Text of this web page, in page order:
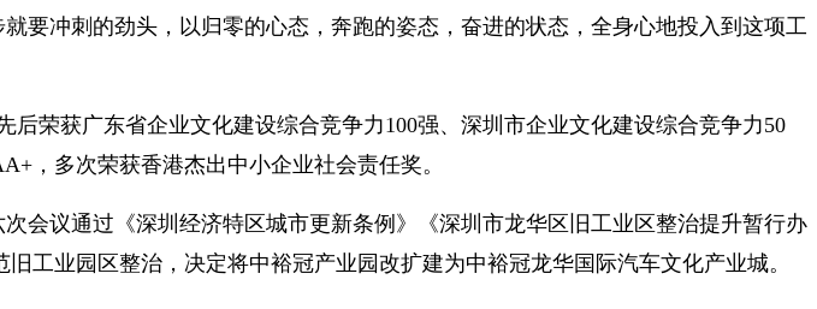
要冲刺的劲头，以归零的心态，奔跑的姿态，奋进的状态，全身心地投入到这项工
荣获广东省企业文化建设综合竞争力100强、深圳市企业文化建设综合竞争力50
，多次荣获香港杰出中小企业社会责任奖。
会议通过《深圳经济特区城市更新条例》《深圳市龙华区旧工业区整治提升暂行办
工业园区整治，决定将中裕冠产业园改扩建为中裕冠龙华国际汽车文化产业城。